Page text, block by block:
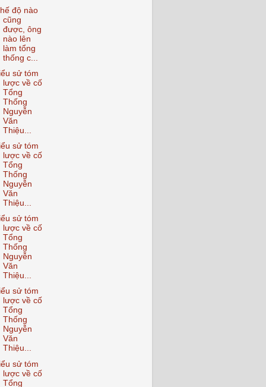
độ nào
cũng
được, ông
nào lên
làm tổng
thống c...
sử tóm
lược về cố
Tổng
Thống
Nguyễn
Văn
Thiệu...
sử tóm
lược về cố
Tổng
Thống
Nguyễn
Văn
Thiệu...
sử tóm
lược về cố
Tổng
Thống
Nguyễn
Văn
Thiệu...
sử tóm
lược về cố
Tổng
Thống
Nguyễn
Văn
Thiệu...
sử tóm
lược về cố
Tổng